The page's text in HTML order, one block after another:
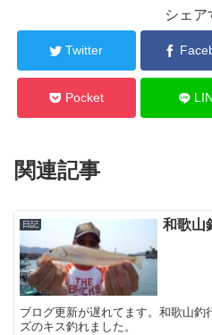
シェア
Twitter
Pocket
関連記事
日記 和歌山
ブログ更新が遅れてます。和歌山釣
ズのキス釣れました。